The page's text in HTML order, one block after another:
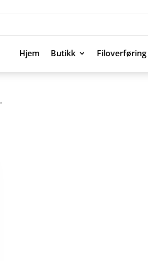
Hjem Butikk Filoverføring
Hjem Butikk Filoverføring